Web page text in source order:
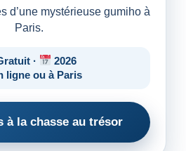
d’une mystérieuse gumiho à
Paris.
·
2026
ligne ou à Paris
à la chasse au trésor